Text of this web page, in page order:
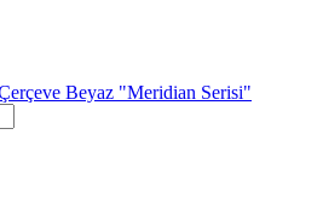
Beyaz "Meridian Serisi"